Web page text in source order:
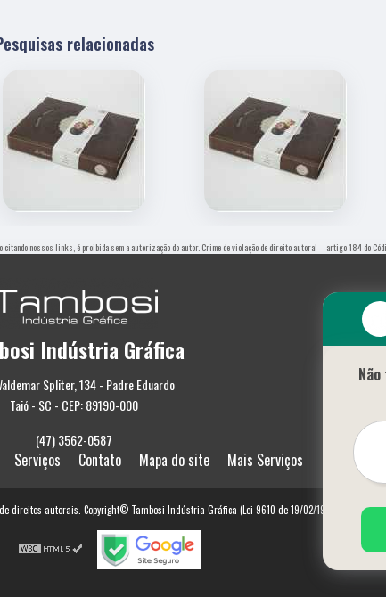
relacionadas
nossos links, é proibida sem a autorização do autor. Crime de violação de direito autoral – artigo 184 do
Indústria Gráfica
Spliter, 134 - Padre Eduardo
Taió - SC - CEP: 89190-000
(47) 3562-0587
Serviços Contato Mapa do site Mais Serviços
direitos autorais. Copyright© Tambosi Indústria Gráfica (Lei 9610 de 19/02/1998)